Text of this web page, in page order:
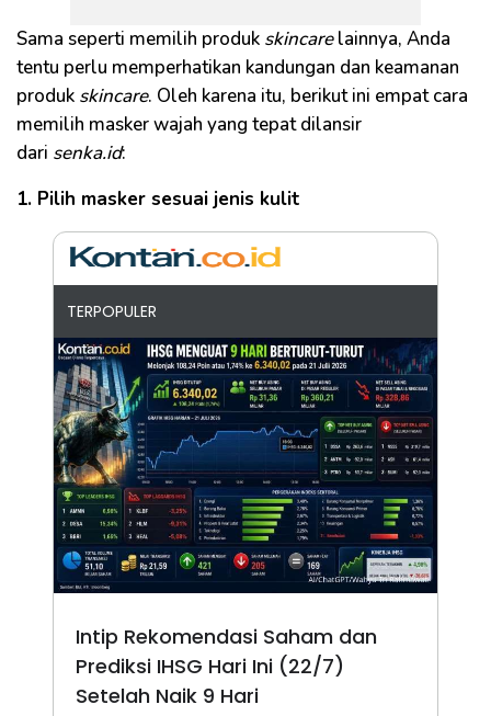
Sama seperti memilih produk skincarelainnya, Anda
tentu perlu memperhatikan kandungan dan keamanan
produk skincare. Oleh karena itu, berikut ini empat cara
memilih masker wajah yang tepat dilansir
dari senka.id:
1. Pilih masker sesuai jenis kulit
TERPOPULER
Intip Rekomendasi Saham dan
Prediksi IHSG Hari Ini (22/7)
Setelah Naik 9 Hari